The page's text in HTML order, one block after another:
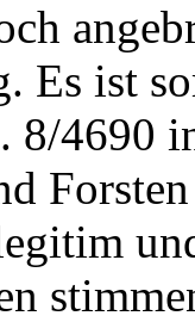
Es ist
8/4690